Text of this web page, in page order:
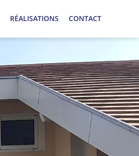
RÉALISATIONS CONTACT